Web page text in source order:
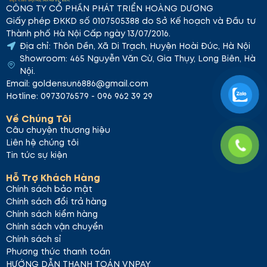
Liên Hệ Mua Hàng
Quý khách vui lòng liên hệ GS Cosmetics để mua
Kem Đánh Răng Ngừa Sâu Răng Xạ Hương Dmax
Junior 1450: Địa chỉ: 465 Nguyễn Văn Cừ, Gia Thụy,
Long Biên, Hà Nội.
Hotline: 0969 623 629 Email:
marketing@gsvn.vn
Cảm ơn
Quý khách đã ghé thăm gian hàng của chúng tôi.
Chúc Quý khách một ngày vui vẻ!
CÔNG TY CỔ PHẦN PHÁT TRIỂN HOÀNG DƯƠNG
Giấy phép ĐKKD số 0107505388 do Sở Kế hoạch và Đầu tư
Thành phố Hà Nội Cấp ngày 13/07/2016.
Địa chỉ: Thôn Dền, Xã Di Trạch, Huyện Hoài Đức, Hà Nội
Showroom: 465 Nguyễn Văn Cừ, Gia Thụy, Long Biên, Hà
Nội.
Email: goldensun6886@gmail.com
Hotline: 0973076579 - 096 962 39 29
Về Chúng Tôi
Câu chuyện thương hiệu
Liên hệ chúng tôi
Tin tức sự kiện
Hỗ Trợ Khách Hàng
Chính sách bảo mật
Chính sách đổi trả hàng
Chính sách kiểm hàng
Chính sách vận chuyển
Chính sách sỉ
Phương thức thanh toán
HƯỚNG DẪN THANH TOÁN VNPAY